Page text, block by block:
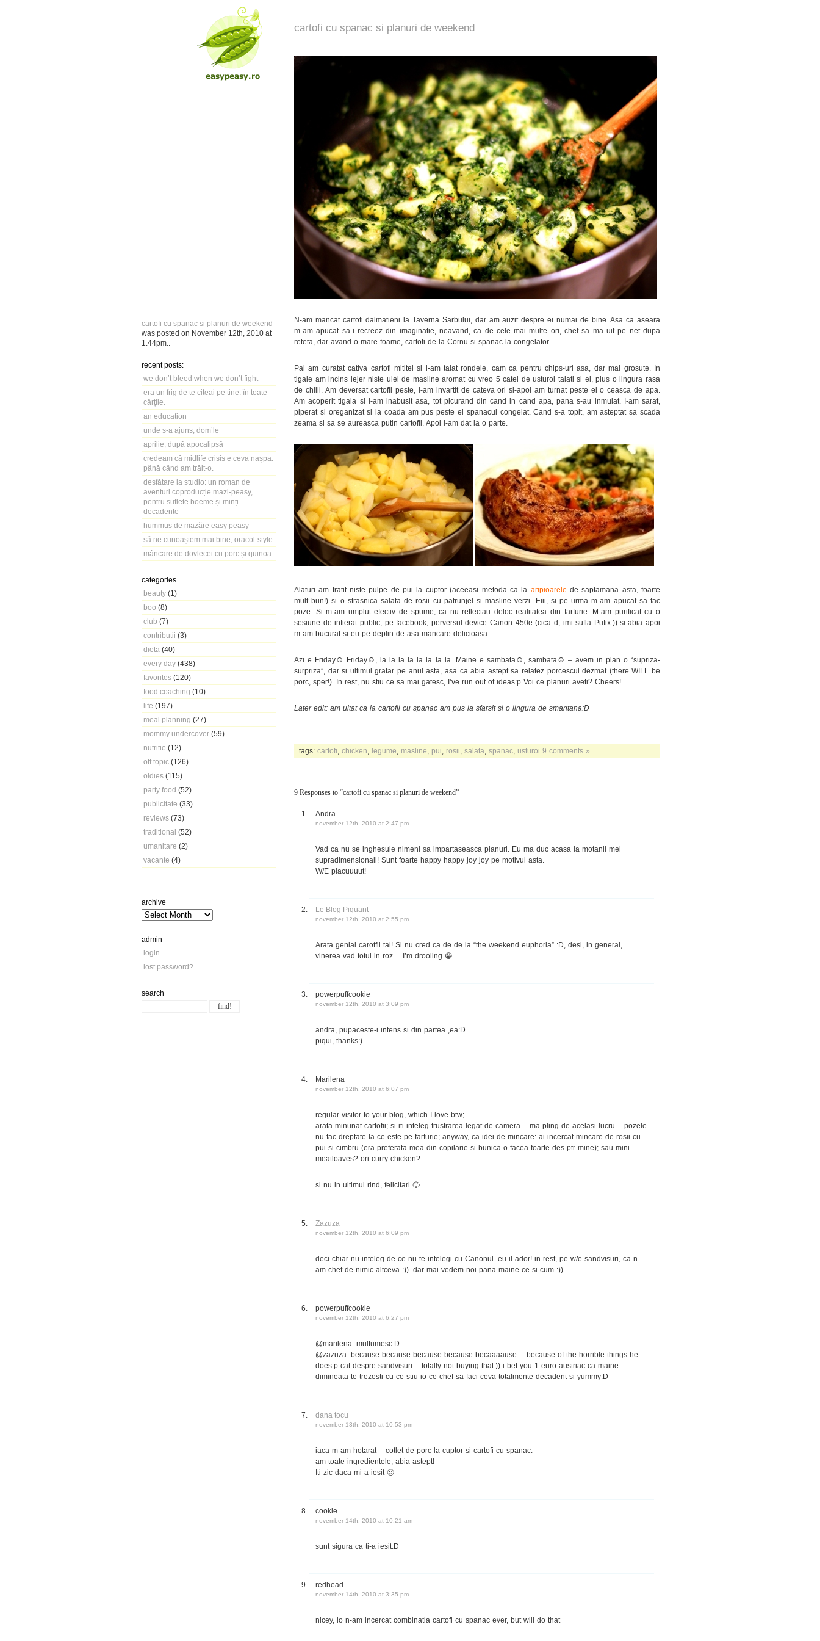
cartofi cu spanac si planuri de weekend
was posted on November 12th, 2010 at
1.44pm
recent posts:
we don’t bleed when we don’t fight
era un frig de te citeai pe tine. în toate
cărțile.
an education
unde s-a ajuns, dom’le
aprilie, după apocalipsă
credeam că midlife crisis e ceva nașpa.
până când am trăit-o.
desfătare la studio: un roman de
aventuri coproducție mazi-peasy,
pentru suflete boeme și minți
decadente
hummus de mazăre easy peasy
să ne cunoaștem mai bine, oracol-style
mâncare de dovlecei cu porc și quinoa
categories
beauty (1)
boo (8)
club (7)
contributii (3)
dieta (40)
every day (438)
favorites (120)
food coaching (10)
life (197)
meal planning (27)
mommy undercover (59)
nutritie (12)
off topic (126)
oldies (115)
party food (52)
publicitate (33)
reviews (73)
traditional (52)
umanitare (2)
vacante (4)
archive
admin
login
lost password?
search
cartofi cu spanac si planuri de weekend
N-am mancat cartofi dalmatieni la Taverna Sarbului, dar am auzit despre ei numai de bine. Asa ca aseara
m-am apucat sa-i recreez din imaginatie, neavand, ca de cele mai multe ori, chef sa ma uit pe net dupa
reteta, dar avand o mare foame, cartofi de la Cornu si spanac la congelator.
Pai am curatat cativa cartofi mititei si i-am taiat rondele, cam ca pentru chips-uri asa, dar mai grosute. In
tigaie am incins lejer niste ulei de masline aromat cu vreo 5 catei de usturoi taiati si ei, plus o lingura rasa
de chilli. Am deversat cartofii peste, i-am invartit de cateva ori si-apoi am turnat peste ei o ceasca de apa.
Am acoperit tigaia si i-am inabusit asa, tot picurand din cand in cand apa, pana s-au inmuiat. I-am sarat,
piperat si oreganizat si la coada am pus peste ei spanacul congelat. Cand s-a topit, am asteptat sa scada
zeama si sa se aureasca putin cartofii. Apoi i-am dat la o parte.
Alaturi am tratit niste pulpe de pui la cuptor (aceeasi metoda ca la aripioarele de saptamana asta, foarte
mult bun!) si o strasnica salata de rosii cu patrunjel si masline verzi. Eiii, si pe urma m-am apucat sa fac
poze. Si m-am umplut efectiv de spume, ca nu reflectau deloc realitatea din farfurie. M-am purificat cu o
sesiune de infierat public, pe facebook, perversul device Canon 450e (cica d, imi sufla Pufix:)) si-abia apoi
m-am bucurat si eu pe deplin de asa mancare delicioasa.
Azi e Friday☺ Friday☺ , la la la la la la la la. Maine e sambata☺ , sambata☺ – avem in plan o “supriza-
surpriza”, dar si ultimul gratar pe anul asta, asa ca abia astept sa relatez porcescul dezmat (there WILL be
porc, sper!). In rest, nu stiu ce sa mai gatesc, I’ve run out of ideas:p Voi ce planuri aveti? Cheers!
Later edit: am uitat ca la cartofii cu spanac am pus la sfarsit si o lingura de smantana:D
tags: cartofi chicken legume masline pui rosii salata spanac usturoi 9 comments »
9 Responses to “cartofi cu spanac si planuri de weekend”
Andra
november 12th, 2010 at 2:47 pm
Vad ca nu se inghesuie nimeni sa impartaseasca planuri. Eu ma duc acasa la motanii mei
supradimensionali! Sunt foarte happy happy joy joy pe motivul asta.
W/E placuuuut!
Le Blog Piquant
november 12th, 2010 at 2:55 pm
Arata genial carotfii tai! Si nu cred ca de de la “the weekend euphoria” :D, desi, in general,
vinerea vad totul in roz… I’m drooling 😀
powerpuffcookie
november 12th, 2010 at 3:09 pm
andra, pupaceste-i intens si din partea ,ea:D
piqui, thanks:)
Marilena
november 12th, 2010 at 6:07 pm
regular visitor to your blog, which I love btw;
arata minunat cartofii; si iti inteleg frustrarea legat de camera – ma pling de acelasi lucru – pozele
nu fac dreptate la ce este pe farfurie; anyway, ca idei de mincare: ai incercat mincare de rosii cu
pui si cimbru (era preferata mea din copilarie si bunica o facea foarte des ptr mine); sau mini
meatloaves? ori curry chicken?
si nu in ultimul rind, felicitari 🙂
Zazuza
november 12th, 2010 at 6:09 pm
deci chiar nu inteleg de ce nu te intelegi cu Canonul. eu il ador! in rest, pe w/e sandvisuri, ca n-
am chef de nimic altceva :)). dar mai vedem noi pana maine ce si cum :)).
powerpuffcookie
november 12th, 2010 at 6:27 pm
@marilena: multumesc:D
@zazuza: because because because because becaaaause… because of the horrible things he
does:p cat despre sandvisuri – totally not buying that:)) i bet you 1 euro austriac ca maine
dimineata te trezesti cu ce stiu io ce chef sa faci ceva totalmente decadent si yummy:D
dana tocu
november 13th, 2010 at 10:53 pm
iaca m-am hotarat – cotlet de porc la cuptor si cartofi cu spanac.
am toate ingredientele, abia astept!
Iti zic daca mi-a iesit 🙂
cookie
november 14th, 2010 at 10:21 am
sunt sigura ca ti-a iesit:D
redhead
november 14th, 2010 at 3:35 pm
nicey, io n-am incercat combinatia cartofi cu spanac ever, but will do that